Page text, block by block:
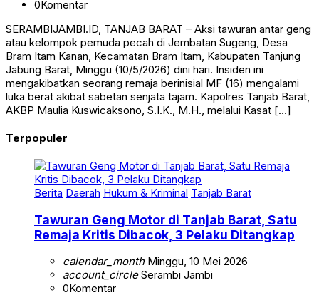
0Komentar
SERAMBIJAMBI.ID, TANJAB BARAT – Aksi tawuran antar geng
atau kelompok pemuda pecah di Jembatan Sugeng, Desa
Bram Itam Kanan, Kecamatan Bram Itam, Kabupaten Tanjung
Jabung Barat, Minggu (10/5/2026) dini hari. Insiden ini
mengakibatkan seorang remaja berinisial MF (16) mengalami
luka berat akibat sabetan senjata tajam. Kapolres Tanjab Barat,
AKBP Maulia Kuswicaksono, S.I.K., M.H., melalui Kasat […]
Terpopuler
Berita Daerah Hukum & Kriminal Tanjab Barat
Tawuran Geng Motor di Tanjab Barat, Satu
Remaja Kritis Dibacok, 3 Pelaku Ditangkap
calendar_monthMinggu, 10 Mei 2026
account_circleSerambi Jambi
0Komentar